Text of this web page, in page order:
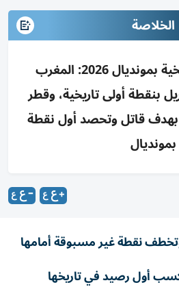
الخلاصة
انطلاقة عربية تاريخية بمونديال 2026: المغرب
البرازيل بنقطة أولى تاريخية، وقطر
تعادل سويسرا 1-1 بهدف قاتل وتحصد أول نقطة
بمونديال
نقطة غير مسبوقة أمامها
أول رصيد في تاريخها